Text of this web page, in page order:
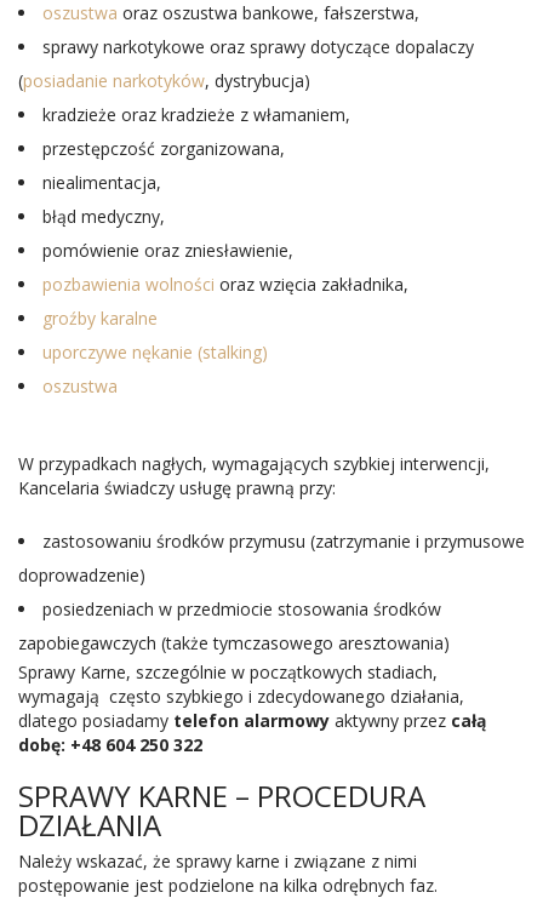
oszustwa oraz oszustwa bankowe, fałszerstwa,
sprawy narkotykowe oraz sprawy dotyczące dopalaczy
(posiadanie narkotyków, dystrybucja)
kradzieże oraz kradzieże z włamaniem,
przestępczość zorganizowana,
niealimentacja,
błąd medyczny,
pomówienie oraz zniesławienie,
pozbawienia wolności oraz wzięcia zakładnika,
groźby karalne
uporczywe nękanie (stalking)
oszustwa
W przypadkach nagłych, wymagających szybkiej interwencji,
Kancelaria świadczy usługę prawną przy:
zastosowaniu środków przymusu (zatrzymanie i przymusowe
doprowadzenie)
posiedzeniach w przedmiocie stosowania środków
zapobiegawczych (także tymczasowego aresztowania)
Sprawy Karne, szczególnie w początkowych stadiach,
wymagają często szybkiego i zdecydowanego działania,
dlatego posiadamy telefon alarmowy aktywny przez całą
dobę: +48 604 250 322
SPRAWY KARNE – PROCEDURA
DZIAŁANIA
Należy wskazać, że sprawy karne i związane z nimi
postępowanie jest podzielone na kilka odrębnych faz.